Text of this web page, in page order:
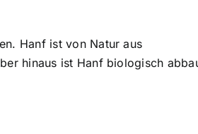
Hanf ist von Natur aus
hinaus ist Hanf biologisch